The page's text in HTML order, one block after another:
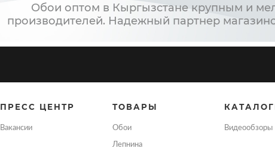
Обои оптом в Кыргызстане крупным и
производителей. Надежный партнер
ПРЕСС ЦЕНТР
Вакансии
ТОВАРЫ
Обои
Лепнина
Видеообзоры